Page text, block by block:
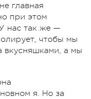
главная
при этом
нас так же —
чтобы мы
вкусняшками, а мы
я. Но за